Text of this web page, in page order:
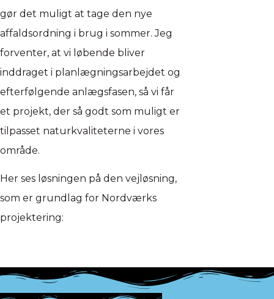
gør det muligt at tage den nye
affaldsordning i brug i sommer. Jeg
forventer, at vi løbende bliver
inddraget i planlægningsarbejdet og
efterfølgende anlægsfasen, så vi får
et projekt, der så godt som muligt er
tilpasset naturkvaliteterne i vores
område.
Her ses løsningen på den vejløsning,
som er grundlag for Nordværks
projektering: